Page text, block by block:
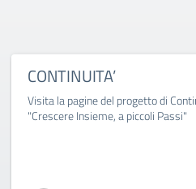
CONTINUITA’
Visita la pagine del progetto di
"Crescere Insieme, a piccoli Passi"